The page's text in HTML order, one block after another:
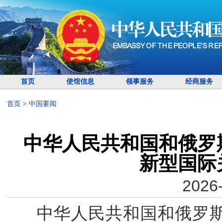
首页 使馆信息 领事服务 经商服务
首页 > 中国要闻
中华人民共和国和俄
新型国
中华人民共和国和俄罗